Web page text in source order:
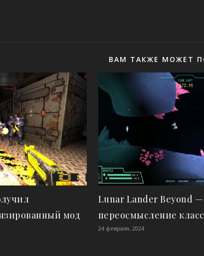
ВАМ ТАКЖЕ МОЖЕТ
мод
Lunar Lander Beyond —
переосмысление
24 февраля, 2024